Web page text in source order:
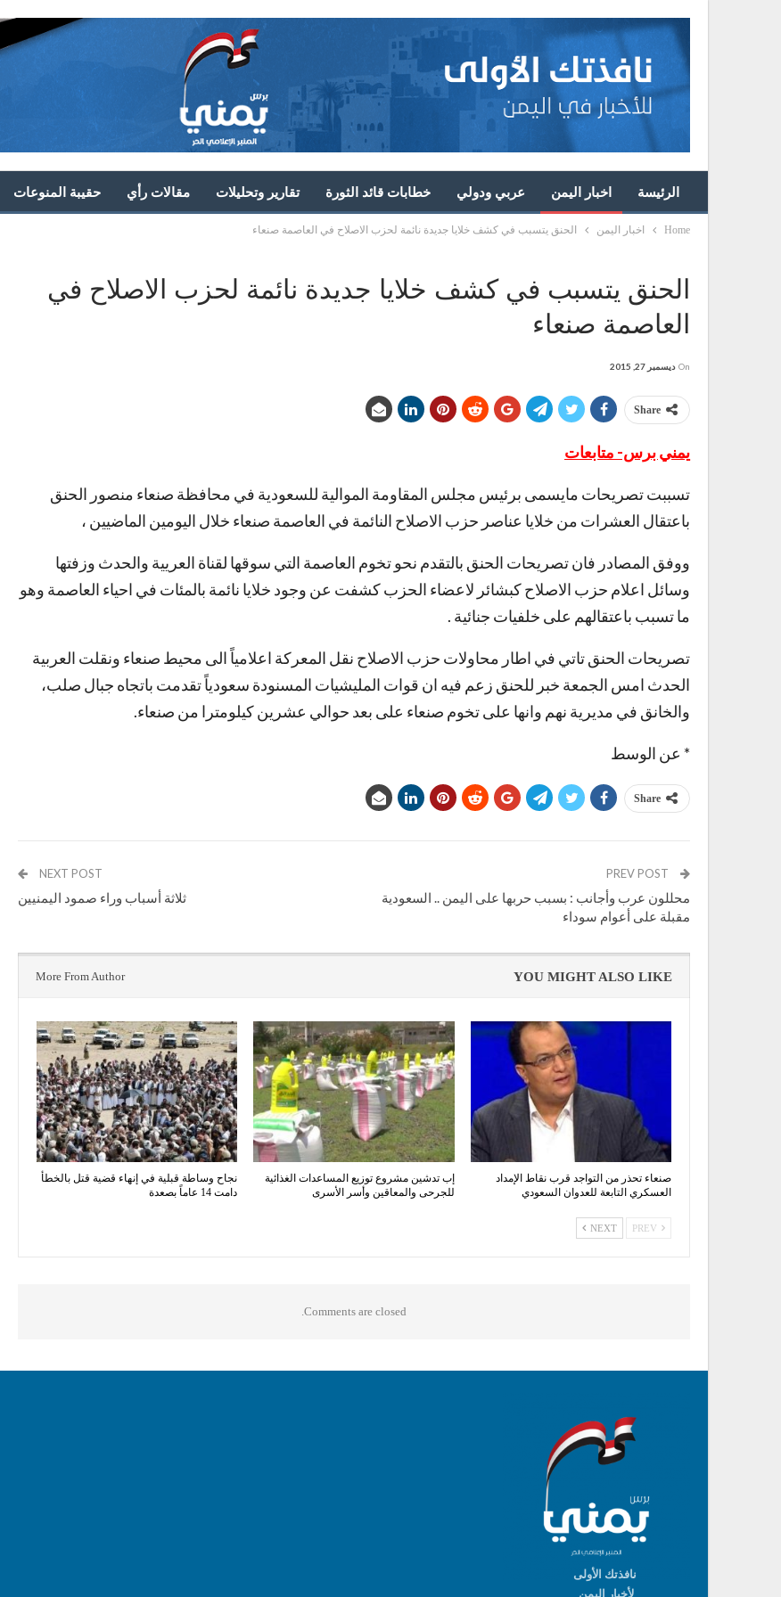
الرئيسة اخبار اليمن عربي ودولي خطابات قائد الثورة تقارير وتحليلات مقالات رأي حقيبة المنوعات
Home اخبار اليمن الحنق يتسبب في كشف خلايا جديدة نائمة لحزب الاصلاح في العاصمة صنعاء
الحنق يتسبب في كشف خلايا جديدة نائمة لحزب الاصلاح في
العاصمة صنعاء
On ديسمبر 27, 2015
Share
يمني برس- متابعات
تسببت تصريحات مايسمى برئيس مجلس المقاومة الموالية للسعودية في محافظة صنعاء منصور الحنق
باعتقال العشرات من خلايا عناصر حزب الاصلاح النائمة في العاصمة صنعاء خلال اليومين الماضيين ،
ووفق المصادر فان تصريحات الحنق بالتقدم نحو تخوم العاصمة التي سوقها لقناة العريية والحدث وزفتها
وسائل اعلام حزب الاصلاح كبشائر لاعضاء الحزب كشفت عن وجود خلايا نائمة بالمئات في احياء العاصمة وهو
ما تسبب باعتقالهم على خلفيات جنائية .
تصريحات الحنق تاتي في اطار محاولات حزب الاصلاح نقل المعركة اعلامياً الى محيط صنعاء ونقلت العربية
الحدث امس الجمعة خبر للحنق زعم فيه ان قوات المليشيات المسنودة سعودياً تقدمت باتجاه جبال صلب،
والخانق في مديرية نهم وانها على تخوم صنعاء على بعد حوالي عشرين كيلومترا من صنعاء.
* عن الوسط
Share
محللون عرب وأجانب : بسبب حربها على اليمن .. السعودية
مقبلة على أعوام سوداء
NEXT POST
ثلاثة أسباب وراء صمود اليمنيين‎
YOU MIGHT ALSO LIKE
More From Author
صنعاء تحذر من التواجد قرب نقاط الإمداد
العسكري التابعة للعدوان السعودي
إب تدشين مشروع توزيع المساعدات الغذائية
للجرحى والمعاقين وأسر الأسرى
نجاح وساطة قبلية في إنهاء قضية قتل بالخطأ
دامت 14 عاماً بصعدة
NEXT
Comments are closed.
نافذتك الأولى
لأخبار اليمن